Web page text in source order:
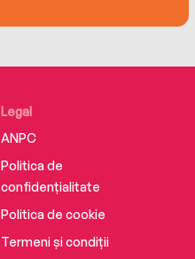
Legal
ANPC
Politica de
confidențialitate
Politica de cookie
Termeni și condiții